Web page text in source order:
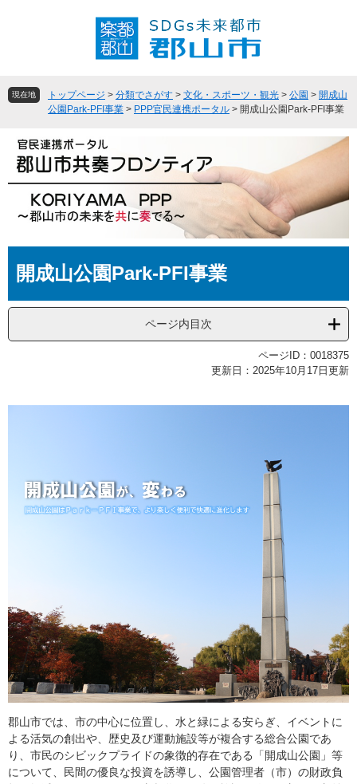
頭
飛現在地 トップページ > 分類でさがす > 文化・スポーツ・観光 > 公園 > 開成山
公園Park-PFI事業 > PPP官民連携ポータル > 開成山公園Park-PFI事業
開成山公園Park-PFI事業
ページ内目次
ページID：0018375
更新日：2025年10月17日更新
郡山市では、市の中心に位置し、水と緑による安らぎ、イベントに
よる活気の創出や、歴史及び運動施設等が複合する総合公園であ
り、市民のシビックプライドの象徴的存在である「開成山公園」等
について、民間の優良な投資を誘導し、公園管理者（市）の財政負